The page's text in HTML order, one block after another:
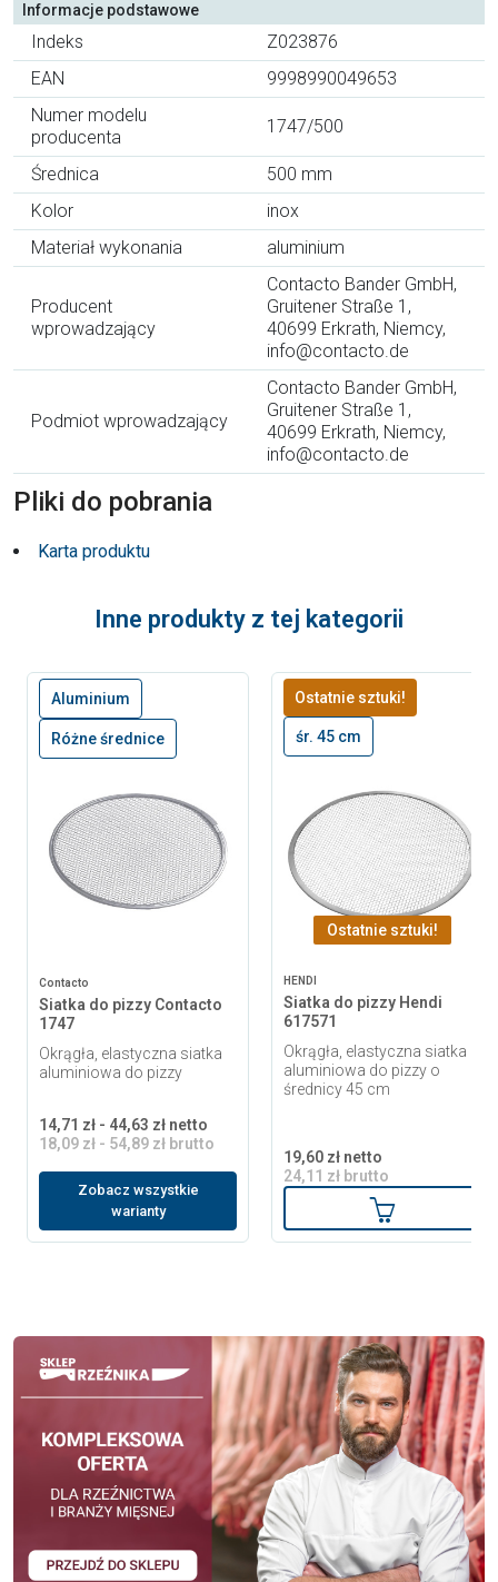
Informacje podstawowe
Indeks
Z023876
EAN
9998990049653
Numer modelu
producenta
1747/500
Średnica
500 mm
Kolor
inox
Materiał wykonania
aluminium
Producent
wprowadzający
Contacto Bander GmbH,
Gruitener Straße 1,
40699 Erkrath, Niemcy,
info@contacto.de
Podmiot wprowadzający
Contacto Bander GmbH,
Gruitener Straße 1,
40699 Erkrath, Niemcy,
info@contacto.de
Pliki do pobrania
Karta produktu
Inne produkty z tej kategorii
Aluminium
Różne średnice
Contacto
Siatka do pizzy Contacto
1747
Okrągła, elastyczna siatka
aluminiowa do pizzy
14,71 zł - 44,63 zł netto
18,09 zł - 54,89 zł brutto
Zobacz wszystkie
warianty
Ostatnie sztuki!
śr. 45 cm
Ostatnie sztuki!
HENDI
Siatka do pizzy Hendi
617571
Okrągła, elastyczna siatka
aluminiowa do pizzy o
średnicy 45 cm
19,60 zł netto
24,11 zł brutto
Dodaj do